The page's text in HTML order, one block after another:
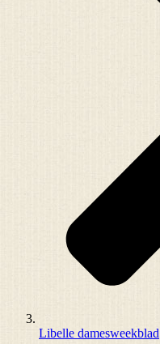
Libelle damesweekblad